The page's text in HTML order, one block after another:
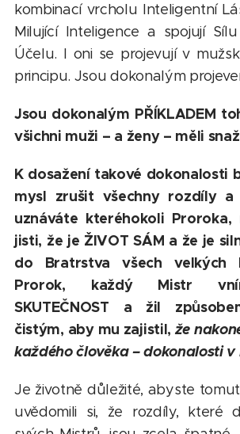
kombinací vrcholu Inteligentní
Milující Inteligence a spojují
Účelu. I oni se projevují v
principu. Jsou dokonalým
Jsou dokonalým PŘÍKLADEM
všichni muži – a ženy – měli
K dosažení takové dokonalosti
mysl zrušit všechny rozdíly a
uznáváte kteréhokoli
jisti, že je ŽIVOT SÁM a že je
do Bratrstva všech velkých
Prorok, každý Mistr
SKUTEČNOST a žil
čistým, aby mu zajistil, že
každého člověka – dokonalosti v
Je životně důležité, abyste
uvědomili si, že rozdíly, které